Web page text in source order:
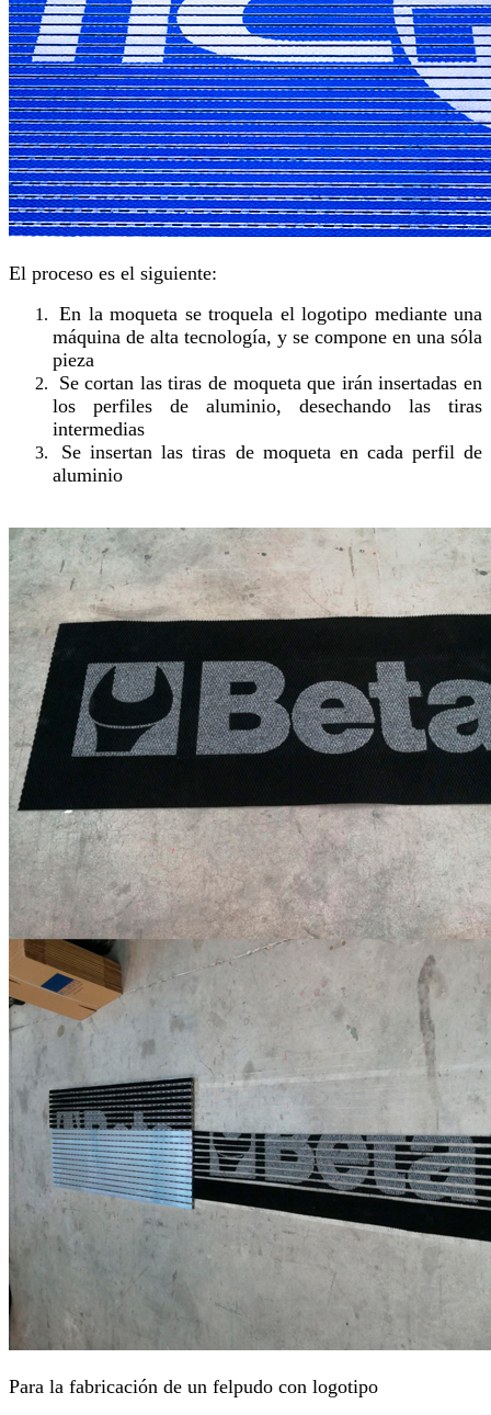
El proceso es el siguiente:
En la moqueta se troquela el logotipo mediante una
máquina de alta tecnología, y se compone en una sóla
pieza
Se cortan las tiras de moqueta que irán insertadas en
los perfiles de aluminio, desechando las tiras
intermedias
Se insertan las tiras de moqueta en cada perfil de
aluminio
Para la fabricación de un felpudo con logotipo